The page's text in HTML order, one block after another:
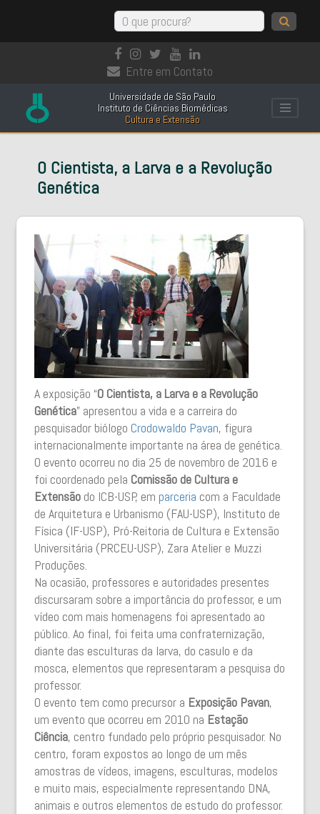
Entre em Contato
Universidade de São Paulo
Instituto de Ciências Biomédicas
Cultura e Extensão
O Cientista, a Larva e a Revolução
Genética
A exposição “O Cientista, a Larva e a Revolução
Genética” apresentou a vida e a carreira do
pesquisador biólogo Crodowaldo Pavan, figura
internacionalmente importante na área de genética.
O evento ocorreu no dia 25 de novembro de 2016 e
foi coordenado pela Comissão de Cultura e
Extensão do ICB-USP, em parceria com a Faculdade
de Arquitetura e Urbanismo (FAU-USP), Instituto de
Física (IF-USP), Pró-Reitoria de Cultura e Extensão
Universitária (PRCEU-USP), Zara Atelier e Muzzi
Produções.
Na ocasião, professores e autoridades presentes
discursaram sobre a importância do professor, e um
vídeo com mais homenagens foi apresentado ao
público. Ao final, foi feita uma confraternização,
diante das esculturas da larva, do casulo e da
mosca, elementos que representaram a pesquisa do
professor.
O evento tem como precursor a Exposição Pavan,
um evento que ocorreu em 2010 na Estação
Ciência, centro fundado pelo próprio pesquisador. No
centro, foram expostos ao longo de um mês
amostras de vídeos, imagens, esculturas, modelos
e muito mais, especialmente representando DNA,
animais e outros elementos de estudo do professor.